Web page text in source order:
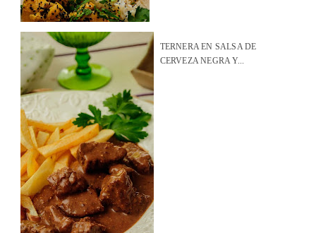
TERNERA EN SALSA DE
CERVEZA NEGRA Y...